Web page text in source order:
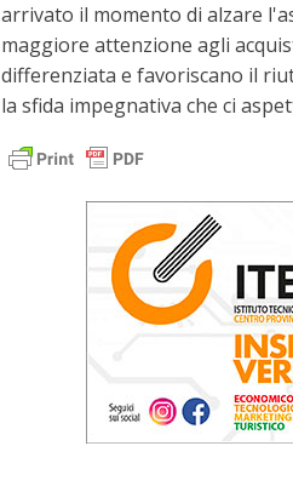
arrivato il momento di alzare
maggiore attenzione agli
differenziata e favoriscano il
la sfida impegnativa che ci